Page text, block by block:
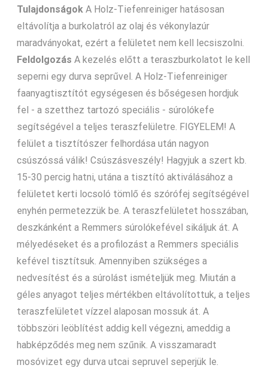
Tulajdonságok A Holz-Tiefenreiniger hatásosan
eltávolítja a burkolatról az olaj és vékonylazúr
maradványokat, ezért a felületet nem kell lecsiszolni.
Feldolgozás A kezelés előtt a teraszburkolatot le kell
seperni egy durva seprűvel. A Holz-Tiefenreiniger
faanyagtisztítót egységesen és bőségesen hordjuk
fel - a szetthez tartozó speciális - súrolókefe
segítségével a teljes teraszfelületre. FIGYELEM! A
felület a tisztítószer felhordása után nagyon
csúszóssá válik! Csúszásveszély! Hagyjuk a szert kb.
15-30 percig hatni, utána a tisztító aktiválásához a
felületet kerti locsoló tömlő és szórófej segítségével
enyhén permetezzük be. A teraszfelületet hosszában,
deszkánként a Remmers súrolókefével sikáljuk át. A
mélyedéseket és a profilozást a Remmers speciális
kefével tisztítsuk. Amennyiben szükséges a
nedvesítést és a súrolást ismételjük meg. Miután a
géles anyagot teljes mértékben eltávolítottuk, a teljes
teraszfelületet vízzel alaposan mossuk át. A
többszöri leöblítést addig kell végezni, ameddig a
habképződés meg nem szűnik. A visszamaradt
mosóvizet egy durva utcai sepruvel seperjük le.